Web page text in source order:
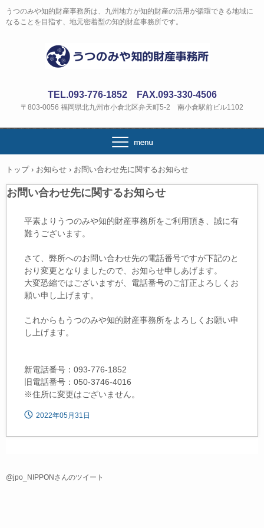
うつのみや知的財産事務所は、九州地方が知的財産の活用が循環できる地域に
なることを目指す、地元密着型の知的財産事務所です。
TEL.093-776-1852 FAX.093-330-4506
〒803-0056 福岡県北九州市小倉北区弁天町5-2 南小倉駅前ビル1102
トップ › お知らせ › お問い合わせ先に関するお知らせ
お問い合わせ先に関するお知らせ
平素よりうつのみや知的財産事務所をご利用頂き、誠に有
難うございます。
さて、弊所へのお問い合わせ先の電話番号ですが下記のと
おり変更となりましたので、お知らせ申しあげます。
大変恐縮ではございますが、電話番号のご訂正よろしくお
願い申し上げます。
これからもうつのみや知的財産事務所をよろしくお願い申
し上げます。
新電話番号：093-776-1852
旧電話番号：050-3746-4016
※住所に変更はございません。
2022年05月31日
@jpo_NIPPONさんのツイート